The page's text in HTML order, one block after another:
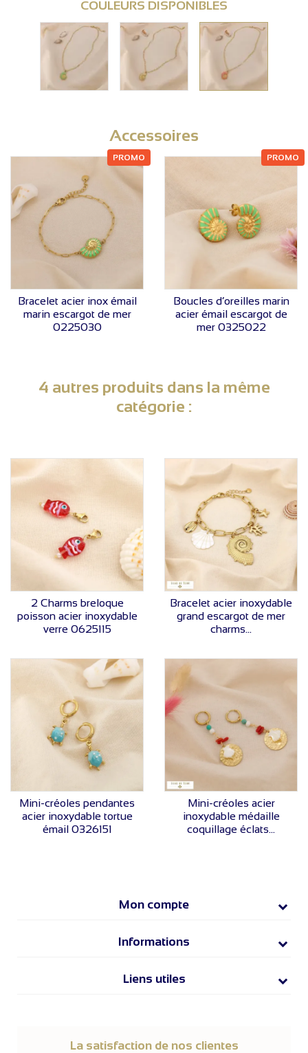
COULEURS DISPONIBLES
Accessoires
VOIR LE PRIX
Bracelet acier inox émail
marin escargot de mer
0225030
PROMO
VOIR LE PRIX
Boucles d’oreilles marin
acier émail escargot de
mer 0325022
PROMO
4 autres produits dans la même
catégorie :
VOIR LE PRIX
2 Charms breloque
poisson acier inoxydable
verre 0625115
VOIR LE PRIX
Bracelet acier inoxydable
grand escargot de mer
charms...
VOIR LE PRIX
Mini-créoles pendantes
acier inoxydable tortue
émail 0326151
VOIR LE PRIX
Mini-créoles acier
inoxydable médaille
coquillage éclats...
Mon compte
Informations
Liens utiles
La satisfaction de nos clientes